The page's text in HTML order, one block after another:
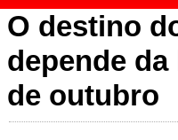
O destino
depende da
de outubro